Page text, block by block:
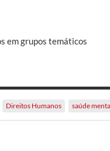
em grupos temáticos
Direitos Humanos saúde